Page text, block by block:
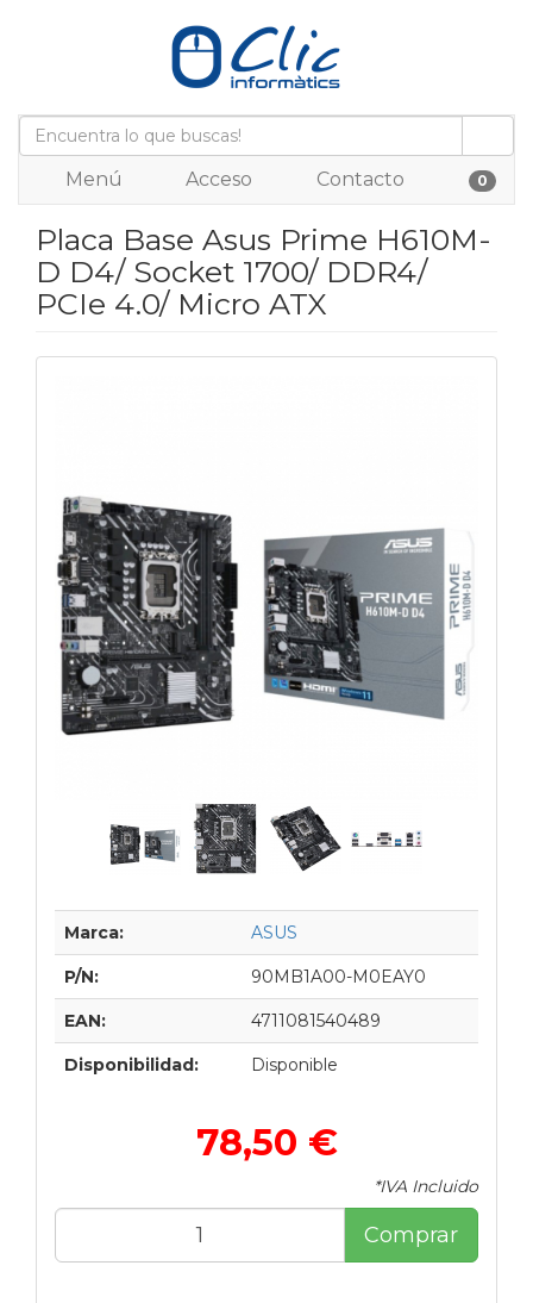
Menú Acceso Contacto 0
Placa Base Asus Prime H610M-
D D4/ Socket 1700/ DDR4/
PCIe 4.0/ Micro ATX
Marca: ASUS
P/N: 90MB1A00-M0EAY0
EAN: 4711081540489
Disponibilidad: Disponible
78,50 €
*IVA Incluido
Comprar